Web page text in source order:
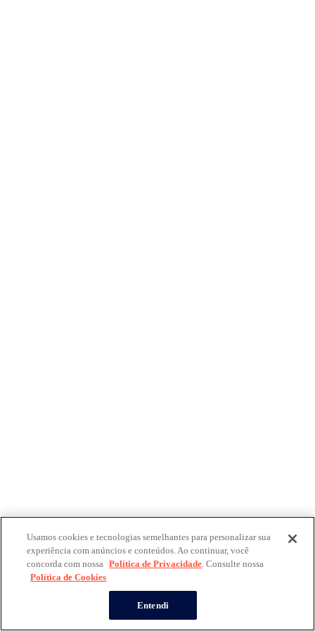
Usamos cookies e tecnologias semelhantes para personalizar sua
experiência com anúncios e conteúdos. Ao continuar, você
concorda com nossa Política de Privacidade. Consulte nossa
Política de Cookies
Entendi